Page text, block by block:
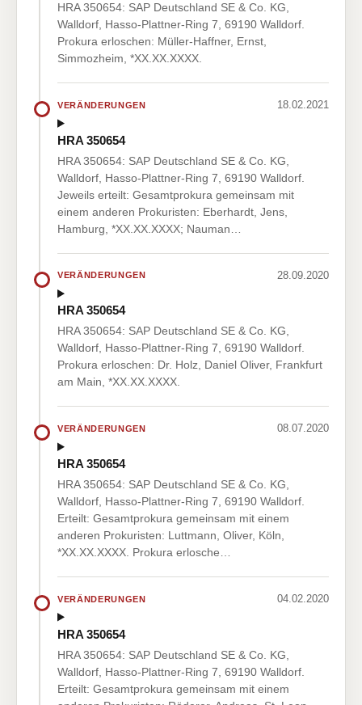
HRA 350654: SAP Deutschland SE & Co. KG,
Walldorf, Hasso-Plattner-Ring 7, 69190 Walldorf.
Prokura erloschen: Müller-Haffner, Ernst,
Simmozheim, *XX.XX.XXXX.
VERÄNDERUNGEN 18.02.2021
HRA 350654
HRA 350654: SAP Deutschland SE & Co. KG,
Walldorf, Hasso-Plattner-Ring 7, 69190 Walldorf.
Jeweils erteilt: Gesamtprokura gemeinsam mit
einem anderen Prokuristen: Eberhardt, Jens,
Hamburg, *XX.XX.XXXX; Nauman…
VERÄNDERUNGEN 28.09.2020
HRA 350654
HRA 350654: SAP Deutschland SE & Co. KG,
Walldorf, Hasso-Plattner-Ring 7, 69190 Walldorf.
Prokura erloschen: Dr. Holz, Daniel Oliver, Frankfurt
am Main, *XX.XX.XXXX.
VERÄNDERUNGEN 08.07.2020
HRA 350654
HRA 350654: SAP Deutschland SE & Co. KG,
Walldorf, Hasso-Plattner-Ring 7, 69190 Walldorf.
Erteilt: Gesamtprokura gemeinsam mit einem
anderen Prokuristen: Luttmann, Oliver, Köln,
*XX.XX.XXXX. Prokura erlosche…
VERÄNDERUNGEN 04.02.2020
HRA 350654
HRA 350654: SAP Deutschland SE & Co. KG,
Walldorf, Hasso-Plattner-Ring 7, 69190 Walldorf.
Erteilt: Gesamtprokura gemeinsam mit einem